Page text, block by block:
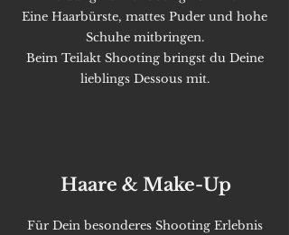
Eine Haarbürste, mattes Puder und hohe
Schuhe mitbringen.
Beim Teilakt Shooting bringst du Deine
lieblings Dessous mit.
Haare & Make-Up
Für Dein besonderes Shooting Erlebnis